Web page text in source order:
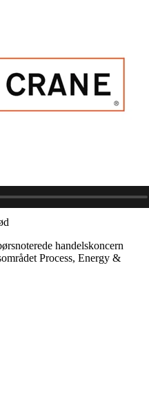
handelskoncern
Process, Energy &